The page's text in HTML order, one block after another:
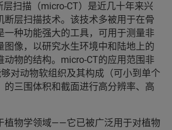
扫描（micro-CT）是近几十年来兴
断层扫描技术。该技术多被用于在骨
一种功能强大的工具，可用于测量非
图像，以研究水生环境中和陆地上的
动物的结构。micro-CT的应用范围非
对动物软组织及其构成（可小到单个
的三围体积和截面进行高分辨率、高
植物学领域——它已被广泛用于对植物